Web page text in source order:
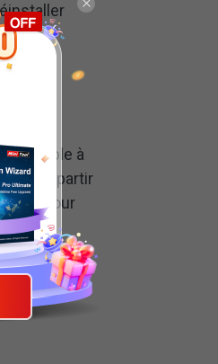
cible à
ISO à partir
pour